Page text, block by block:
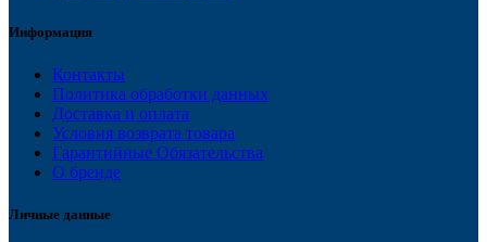
Информация
Контакты
Политика обработки данных
Доставка и оплата
Условия возврата товара
Гарантийные Обязательства
О бренде
Личные данные